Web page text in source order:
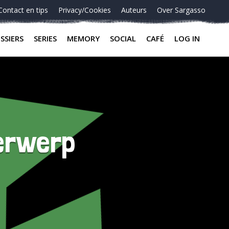
en tips Privacy/Cookies Auteurs Over Sargasso
SERIES MEMORY SOCIAL CAFÉ LOG IN